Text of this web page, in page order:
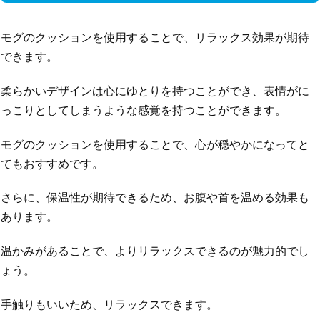
モグのクッションを使用することで、リラックス効果が期待
できます。
柔らかいデザインは心にゆとりを持つことができ、表情がに
っこりとしてしまうような感覚を持つことができます。
モグのクッションを使用することで、心が穏やかになってと
てもおすすめです。
さらに、保温性が期待できるため、お腹や首を温める効果も
あります。
温かみがあることで、よりリラックスできるのが魅力的でし
ょう。
手触りもいいため、リラックスできます。